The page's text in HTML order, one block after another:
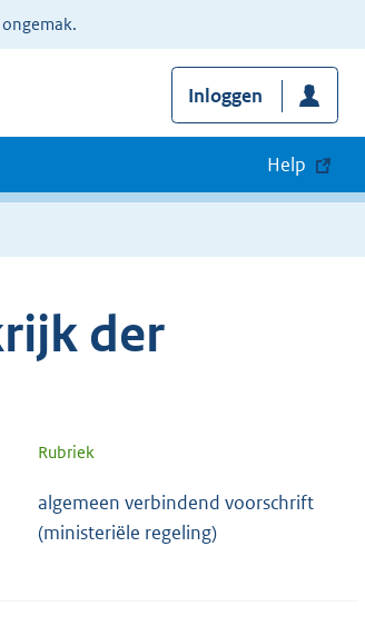
Inloggen
Help
der
Rubriek
algemeen verbindend voorschrift
(ministeriële regeling)